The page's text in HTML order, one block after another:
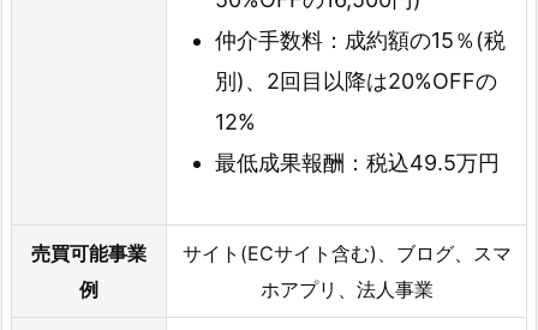
仲介手数料：成約額の15％(税
別)、2回目以降は20%OFFの
12%
最低成果報酬：税込49.5万円
売買可能事業
例
サイト(ECサイト含む)、ブログ、スマ
ホアプリ、法人事業